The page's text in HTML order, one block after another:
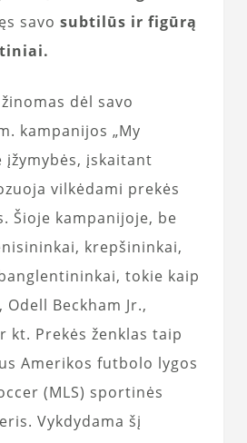
savo subtilūs ir figūrą
dėl savo
kampanijos „My
įžymybės, įskaitant
vilkėdami prekės
Šioje kampanijoje, be
krepšininkai,
tokie kaip
Odell Beckham Jr.,
kt. Prekės ženklas taip
Amerikos futbolo lygos
(MLS) sportinės
Vykdydama šį